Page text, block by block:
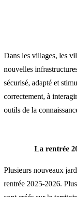
Dans les villages, les
nouvelles
sécurisé, adapté et
correctement, à
outils de la
La rentrée
Plusieurs nouveaux
rentrée 2025-2026.